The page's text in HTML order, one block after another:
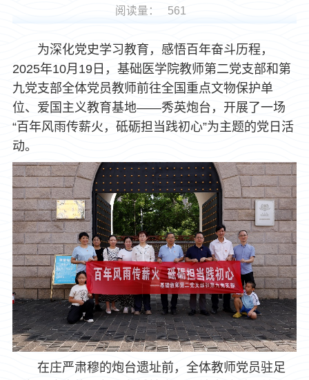
阅读量：
561
为深化党史学习教育，感悟百年奋斗历程，
2025年10月19日，基础医学院教师第二党支部和第
九党支部全体党员教师前往全国重点文物保护单
位、爱国主义教育基地——秀英炮台，开展了一场
“百年风雨传薪火，砥砺担当践初心”为主题的党日活
动。
在庄严肃穆的炮台遗址前，全体教师党员驻足